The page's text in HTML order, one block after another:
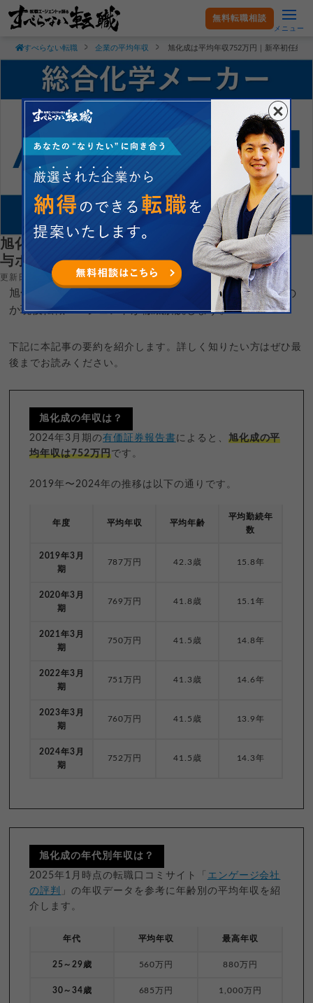
無料転職相談
メニュー
すべらない転職 企業の平均年収 旭化成は平均年収752万円｜新卒初任給
旭化成は平均年収752万円｜新卒初任給・賞
与ボーナスや残業時間も紹介！
更新日：2025.03.24
旭化成株式会社の平均年収や新卒初任給がどれくらいなの
か現役転職エージェントが徹底解説します。
下記に本記事の要約を紹介します。詳しく知りたい方はぜひ最
後までお読みください。
旭化成の年収は？
2024年3月期の有価証券報告書によると、 旭化成の平
均年収は752万円です。
2019年〜2024年の推移は以下の通りです。
年度 平均年収 平均年齢
平均勤続年
数
2019年3月
期
787万円 42.3歳 15.8年
2020年3月
期
769万円 41.8歳 15.1年
2021年3月
期
750万円 41.5歳 14.8年
2022年3月
期
751万円 41.3歳 14.6年
2023年3月
期
760万円 41.5歳 13.9年
2024年3月
期
752万円 41.5歳 14.3年
旭化成の年代別年収は？
2025年1月時点の転職口コミサイト「 エンゲージ会社
の評判
」の年収データを参考に年齢別の平均年収を紹
介します。
年代 平均年収 最高年収
25～29歳 560万円 880万円
30～34歳 685万円 1,000万円